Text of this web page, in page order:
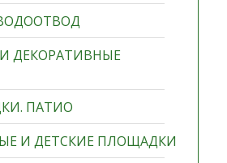
ДЕКОРАТИВНЫЕ
ПАТИО
И ДЕТСКИЕ ПЛОЩАДКИ